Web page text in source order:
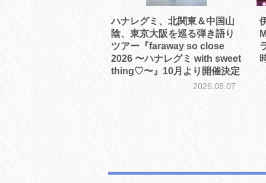
ハナレグミ、北関東＆中国山
陰、東京大阪を巡る弾き語り
ツアー『faraway so close
2026 〜ハナレグミ with sweet
thing♡〜』10月より開催決定
2026.08.07